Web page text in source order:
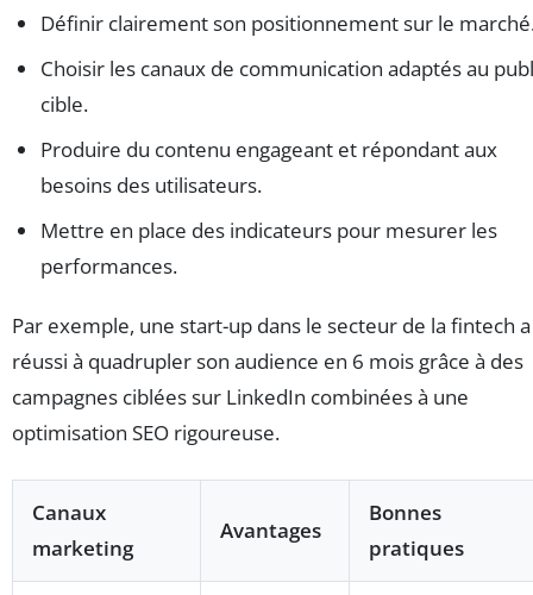
Définir clairement son positionnement sur le
Choisir les canaux de communication adaptés au
cible.
Produire du contenu engageant et répondant aux
besoins des utilisateurs.
Mettre en place des indicateurs pour mesurer les
performances.
Par exemple, une start-up dans le secteur de la fintech a
réussi à quadrupler son audience en 6 mois grâce à des
campagnes ciblées sur LinkedIn combinées à une
optimisation SEO rigoureuse.
Canaux
marketing
Avantages
Bonnes
pratiques